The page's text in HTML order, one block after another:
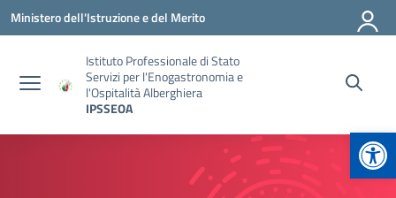
Vai ai contenuti
Vai al menu di navigazione
Vai al footer
Ministero dell'Istruzione e del Merito
Istituto Professionale di Stato
Servizi per l'Enogastronomia e
l'Ospitalità Alberghiera
IPSSEOA